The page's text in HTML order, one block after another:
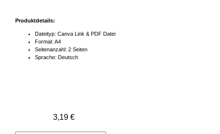
Produktdetails:
Dateityp: Canva Link & PDF Datei
Format: A4
Seitenanzahl: 2 Seiten
Sprache: Deutsch
3,19 €